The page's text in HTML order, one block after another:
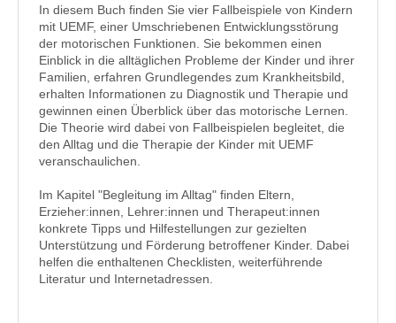
In diesem Buch finden Sie vier Fallbeispiele von Kindern
mit UEMF, einer Umschriebenen Entwicklungsstörung
der motorischen Funktionen. Sie bekommen einen
Einblick in die alltäglichen Probleme der Kinder und ihrer
Familien, erfahren Grundlegendes zum Krankheitsbild,
erhalten Informationen zu Diagnostik und Therapie und
gewinnen einen Überblick über das motorische Lernen.
Die Theorie wird dabei von Fallbeispielen begleitet, die
den Alltag und die Therapie der Kinder mit UEMF
veranschaulichen.
Im Kapitel "Begleitung im Alltag" finden Eltern,
Erzieher:innen, Lehrer:innen und Therapeut:innen
konkrete Tipps und Hilfestellungen zur gezielten
Unterstützung und Förderung betroffener Kinder. Dabei
helfen die enthaltenen Checklisten, weiterführende
Literatur und Internetadressen.